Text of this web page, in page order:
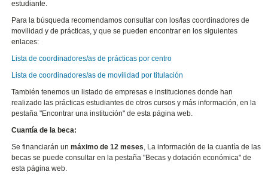
estudiante.
Para la búsqueda recomendamos consultar con los/las coordinadores de
movilidad y de prácticas, y que se pueden encontrar en los siguientes
enlaces:
Lista de coordinadores/as de prácticas por centro
Lista de coordinadores/as de movilidad por titulación
También tenemos un listado de empresas e instituciones donde han
realizado las prácticas estudiantes de otros cursos y más información, en la
pestaña "Encontrar una institución" de esta página web.
Cuantía de la beca:
Se financiarán unmáximo de 12 meses, La información de la cuantía de las
becas se puede consultar en la pestaña "Becas y dotación económica" de
esta página web.